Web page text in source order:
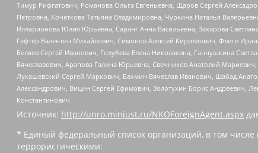
Тимур Рифгатович, Романова Ольга Евгеньевна, Щаров Сергей
Петровна, Кочеткова Татьяна Владимировна, Чуркина Наталья
Илларионова Юлия Юрьевна, Саранг Анна Васильевна, Захарова
Гефтер Валентин Михайлович, Симонов Алексей Кириллович, Флиге
Беляев Сергей Иванович, Голубева Елена Николаевна, Ганнушкина
Вячеславович, Арапова Галина Юрьевна, Свечников Анатолий
Лукашевский Сергей Маркович, Бахмин Вячеслав Иванович, Шабад
Александрович, Вицин Сергей Ефимович, Золотухин Борис Андреевич,
Константинович
Источник: http://unro.minjust.ru/NKOForeignAgent.aspx
* Единый федеральный список организаций, в том
террористическими: